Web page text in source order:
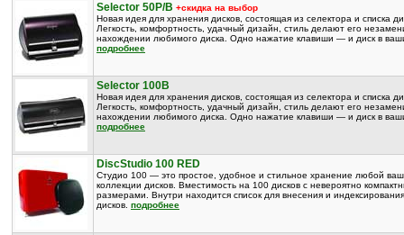
Selector 50P/B +скидка на выбор
Новая идея для хранения дисков, состоящая из селектора и списка
Легкость, комфортность, удачный дизайн, стиль делают его
нахождении любимого диска. Одно нажатие клавиши — и диск в
подробнее
Selector 100B
Новая идея для хранения дисков, состоящая из селектора и списка
Легкость, комфортность, удачный дизайн, стиль делают его
нахождении любимого диска. Одно нажатие клавиши — и диск в
подробнее
DiscStudio 100 RED
Студио 100 — это простое, удобное и стильное хранение любой
коллекции дисков. Вместимость на 100 дисков с невероятно
размерами. Внутри находится список для внесения и
дисков. подробнее